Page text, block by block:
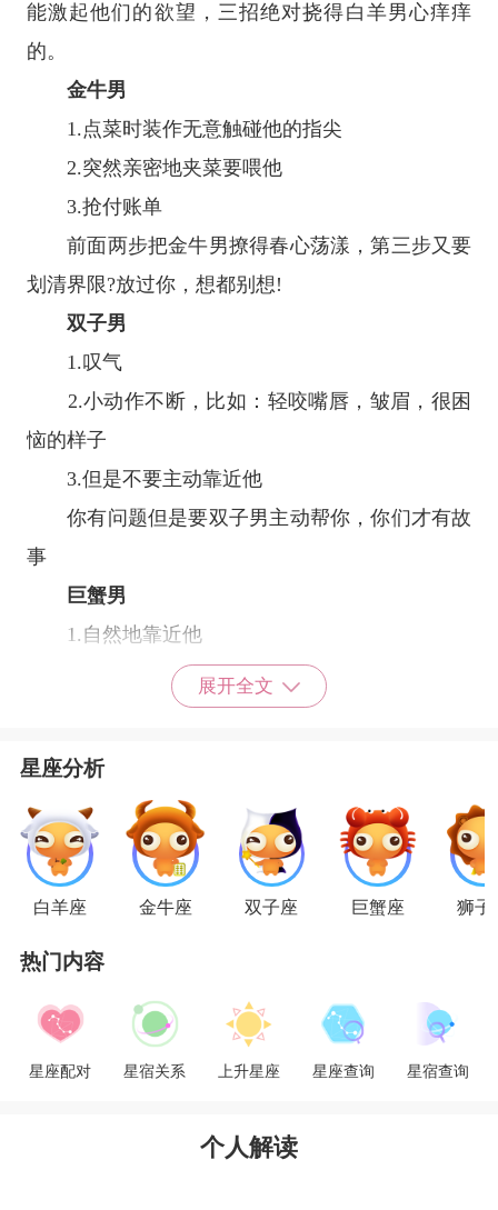
能激起他们的欲望，三招绝对挠得白羊男心痒痒
的。
金牛男
1.点菜时装作无意触碰他的指尖
2.突然亲密地夹菜要喂他
3.抢付账单
前面两步把金牛男撩得春心荡漾，第三步又要
划清界限?放过你，想都别想!
双子男
1.叹气
2.小动作不断，比如：轻咬嘴唇，皱眉，很困
恼的样子
3.但是不要主动靠近他
你有问题但是要双子男主动帮你，你们才有故
事
巨蟹男
1.自然地靠近他
2.拍拍他的衣服
3.对他无辜地笑
对于一向习惯照顾别人的巨蟹来说，被这样贴
狮子男
1.给他一个羞怯的笑容
2.不敢看他的眼睛，是不是的脸红
3.假装紧张地打翻东西
害羞和生涩，对于大男子主义的狮子男来说，
是最有效的。
1.俯身靠近他，让他闻到身上淡淡的香水味
展开全文
星座分析
白羊座 金牛座 双子座 巨蟹座 狮子
热门内容
星座配对 星宿关系 上升星座 星座查询 星宿查询
个人解读